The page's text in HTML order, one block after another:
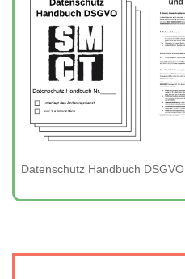
Datenschutz Handbuch DSGVO